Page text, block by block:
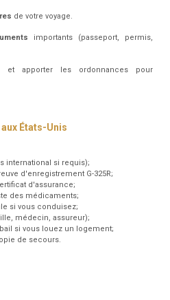
de votre voyage.
importants (passeport, permis,
et apporter les ordonnances pour
États-Unis
international si requis);
d'enregistrement G-325R;
d'assurance;
des médicaments;
si vous conduisez;
médecin, assureur);
si vous louez un logement;
de secours.